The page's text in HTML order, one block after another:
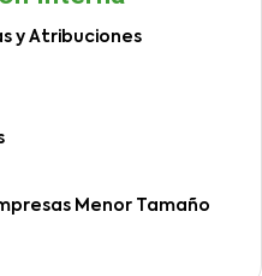
y Atribuciones
Menor Tamaño